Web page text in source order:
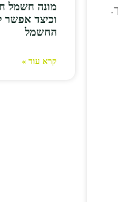
מונה חשמל
וכיצד אפשר
החשמל
קרא עוד »